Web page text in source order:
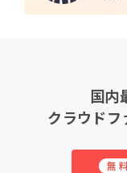
国内
クラウドフ
無